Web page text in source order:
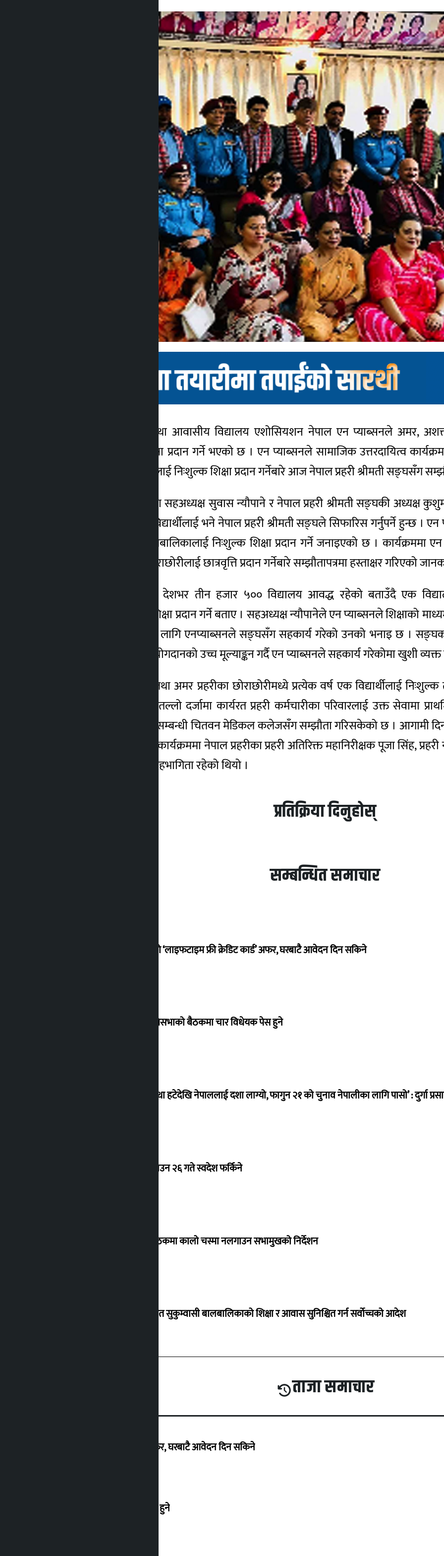
काठमाडौं । राष्ट्रिय निजी तथा आवासीय विद्यालय एशोसियशन नेपाल एन प्याब्सनले अमर,
छोराछोरीलाई निःशुल्क शिक्षा प्रदान गर्ने भएको छ । एन प्याब्सनले सामाजिक उत्तरदायित्व
प्रहरी कर्मचारीका छोराछोरीलाई निःशुल्क शिक्षा प्रदान गर्नेबारे आज नेपाल प्रहरी श्रीमती सङ्घसँग
सम्झौतापत्रमा एन प्याब्सनका सहअध्यक्ष सुवास न्यौपाने र नेपाल प्रहरी श्रीमती सङ्घकी अध्यक्ष
आबद्ध विद्यालयमा पढाउने विद्यार्थीलाई भने नेपाल प्रहरी श्रीमती सङ्घले सिफारिस गर्नुपर्ने हुन्छ
अशक्त प्रहरी परिवारका बालबालिकालाई निःशुल्क शिक्षा प्रदान गर्ने जनाइएको छ ।
विपन्न तथा अमर प्रहरीका छोराछोरीलाई छात्रवृत्ति प्रदान गर्नेबारे सम्झौतापत्रमा हस्ताक्षर गरिएको
उनले एन प्याब्सन अन्तर्गत देशभर तीन हजार ५०० विद्यालय आवद्ध रहेको बताउँदै एक
बालबालिकालाई निःशुल्क शिक्षा प्रदान गर्ने बताए । सहअध्यक्ष न्यौपानेले एन प्याब्सनले शिक्षाको
बताए । गुणस्तरीय शिक्षाका लागि एनप्याब्सनले सङ्घसँग सहकार्य गरेको उनको भनाइ छ ।
प्रहरी कर्मचारीले पु¥याएको योगदानको उच्च मूल्याङ्कन गर्दै एन प्याब्सनले सहकार्य गरेकोमा खुशी
उनले आर्थिक रुपले विपन्न तथा अमर प्रहरीका छोराछोरीमध्ये प्रत्येक वर्ष एक विद्यार्थीलाई निःशुल्क
सकारात्मक रहेको बताए । तल्लो दर्जामा कार्यरत प्रहरी कर्मचारीका परिवारलाई उक्त
स्वास्थ्य उपचारमा छुट पाउनेसम्बन्धी चितवन मेडिकल कलेजसँग सम्झौता गरिसकेको छ । आगामी
अध्यक्ष सिंहले बताए । सोही कार्यक्रममा नेपाल प्रहरीका प्रहरी अतिरिक्त महानिरीक्षक पूजा सिंह,
दुर्गा सिंह र किरण राणाको सहभागिता रहेको थियो ।
प्रतिक्रिया दिनुहोस्
सम्बन्धित समाचार
नबिलको ‘लाइफटाइम फ्री क्रेडिट कार्ड’ अफर, घरबाटै आवेदन दिन सकिने
प्रतिनिधिसभाको बैठकमा चार विधेयक पेस हुने
‘राजसंस्था हटेदेखि नेपाललाई दशा लाग्यो, फागुन २१ को चुनाव नेपालीका लागि पासो’ : दुर्गा
देउवा साउन २६ गते स्वदेश फर्किने
संसद् बैठकमा कालो चस्मा नलगाउन सभामुखको निर्देशन
विस्थापित सुकुम्वासी बालबालिकाको शिक्षा र आवास सुनिश्चित गर्न सर्वोच्चको आदेश
ताजा समाचार
नबिलको ‘लाइफटाइम फ्री क्रेडिट कार्ड’ अफर, घरबाटै आवेदन दिन सकिने
प्रतिनिधिसभाको बैठकमा चार विधेयक पेस हुने